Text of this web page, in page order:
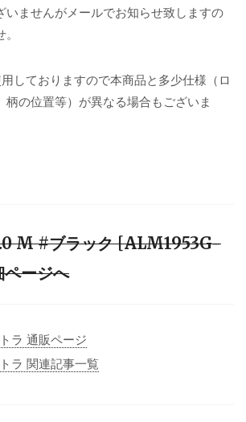
いませんがメールでお知らせ致しますの
しておりますので本商品と多少仕様（ロ
柄の位置等）が異なる場合もございま
M #ブラック [ALM1953G-
ージへ
ラ 通販ページ
ラ 関連記事一覧